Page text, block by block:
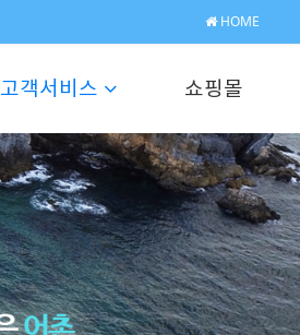
HOME
고객서비스 쇼핑몰